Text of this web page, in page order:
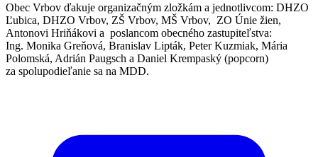
Obec Vrbov ďakuje organizačným zložkám a jednotlivcom: DHZO
Ľubica, DHZO Vrbov, ZŠ Vrbov, MŠ Vrbov, ZO Únie žien,
Antonovi Hriňákovi a poslancom obecného zastupiteľstva:
Ing. Monika Greňová, Branislav Lipták, Peter Kuzmiak, Mária
Polomská, Adrián Paugsch a Daniel Krempaský (popcorn)
za spolupodieľanie sa na MDD.